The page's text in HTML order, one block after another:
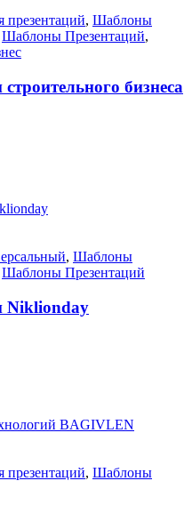
, Шаблоны
Шаблоны Презентаций,
бизнеса
, Шаблоны
Шаблоны Презентаций
Niklionday
, Шаблоны